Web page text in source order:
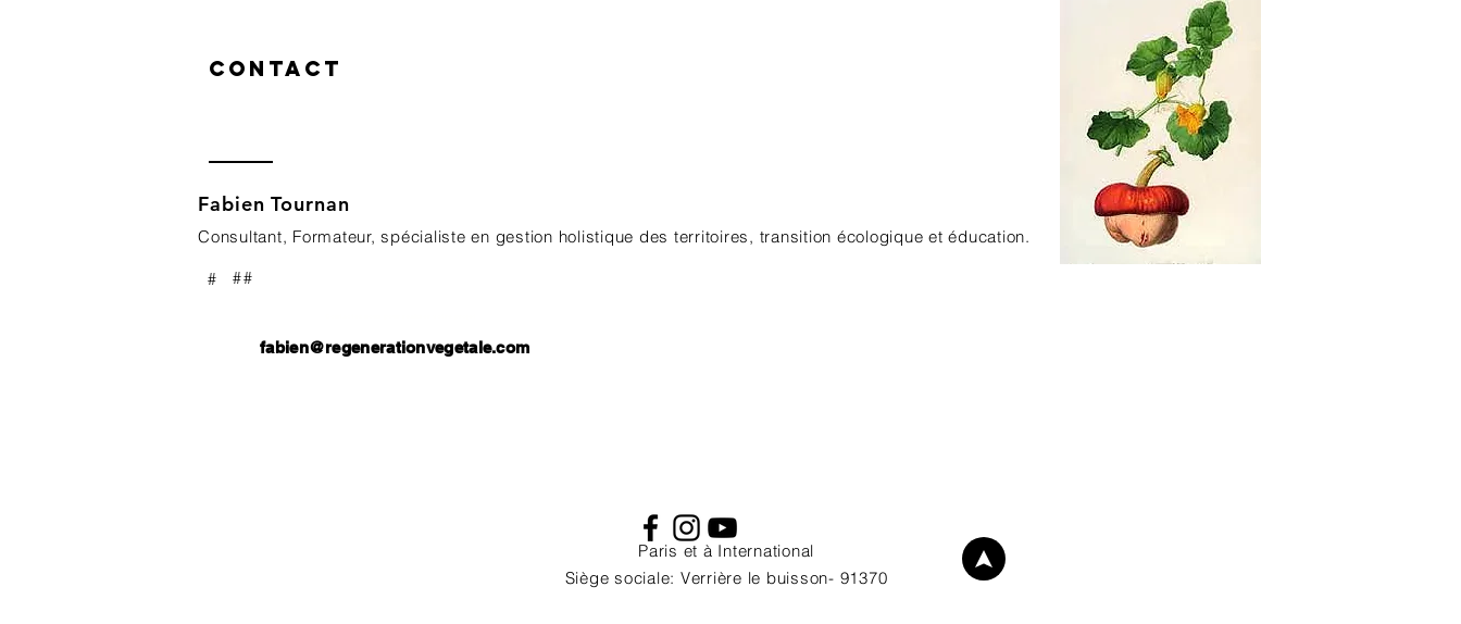
Contact
Fabien Tournan
Consultant, Formateur, spécialiste en gestion holistique des territoires, transition écologique et éducation.
##
#
fabien@regenerationvegetale.com
Paris et à International
Siège sociale: Verrière le buisson- 91370